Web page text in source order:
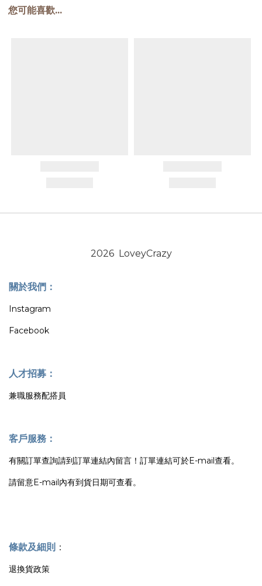
您可能喜歡...
2026 LoveyCrazy
關於我們：
Instagram
Facebook
人才招募：
兼職服務配搭員
客戶服務：
有關訂單查詢請到訂單連結內留言！訂單連結可於E-mail查看。
請留意E-mail內有到貨日期可查看。
條款及細則 ：
退換貨政策